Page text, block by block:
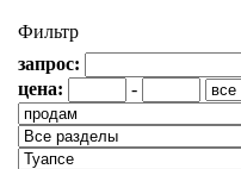
Фильтр
запрос:
цена:
-